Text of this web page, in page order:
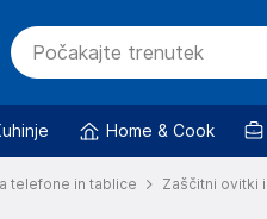
Home & Cook
telefone in tablice Zaščitni ovitki